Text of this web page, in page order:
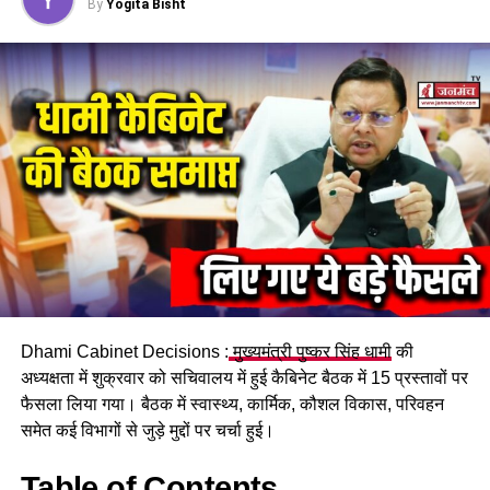
RELATED TOPICS: AYUSH UTTARAKHAND
GAIRSAIN EVENT
YOGADAY 2025
UP NEXT
आईएसबीटी फ्लाईओवर का डीएम व एसएसपी ने किया निरीक्षण,
यातायात सुगमता को लेकर दिए निर्देश…
DON'T MISS
चारधाम यात्रा के दौरान लापरवाह ड्राइवर गिरफ्तार, यात्रियों को
दूसरी बस से किया रवाना….
By Yogita Bisht
Dhami Cabinet Decisions :मुख्यमंत्री पुष्कर सिंह धामीकी
अध्यक्षता में शुक्रवार को सचिवालय में हुई कैबिनेट बैठक में 15 प्रस्तावों पर
फैसला लिया गया। बैठक में स्वास्थ्य, कार्मिक, कौशल विकास, परिवहन
समेत कई विभागों से जुड़े मुद्दों पर चर्चा हुई।